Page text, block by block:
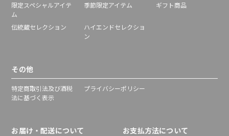
限定スペシャルアイテ
ム
季節限定アイテム ギフト商品
伝統蔵セレクション
ハイエンドセレクショ
ン
その他
特定商取引法及び酒税
法に基づく表示
プライバシーポリシー
お届け・配送について お支払方法について